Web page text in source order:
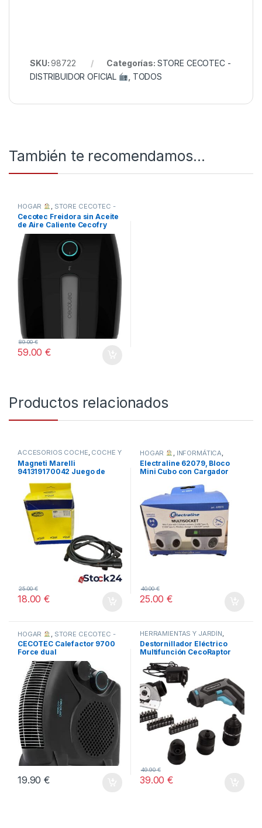
SKU:98722 Categorías: STORE CECOTEC -
DISTRIBUIDOR OFICIAL
TODOS
También te recomendamos…
HOGAR , STORE CECOTEC -
DISTRIBUIDOR OFICIAL
,
TODOS
Cecotec Freidora sin Aceite
de Aire Caliente Cecofry
Compact Rapid
59.00€
89.00€
Productos relacionados
ACCESORIOS COCHE, COCHE Y
MOTO TODOS
Magneti Marelli
941319170042 Juego de
18.00€
25.00€
HOGAR , INFORMÁTICA,
TODOS
Electraline 62079, Bloco
Mini Cubo con Cargador
25.00€
40.00€
HOGAR
STORE CECOTEC -
DISTRIBUIDOR OFICIAL
,
TODOS
CECOTEC Calefactor 9700
Force dual
19.90€
HERRAMIENTAS Y JARDÍN
STORE CECOTEC -
DISTRIBUIDOR OFICIAL
,
TODOS
Destornillador Eléctrico
Multifunción CecoRaptor
Perfect MultiWork 360 Ultra
39.00€
49.90€